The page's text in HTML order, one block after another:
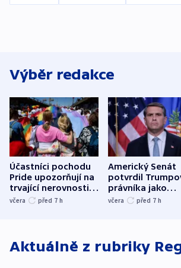
Výběr redakce
Účastníci pochodu
Pride upozorňují na
trvající nerovnosti i
společenskou
včera před 7 h
Americký Senát
potvrdil
právníka jako
ministra
včera před 7 h
Aktuálně z rubriky